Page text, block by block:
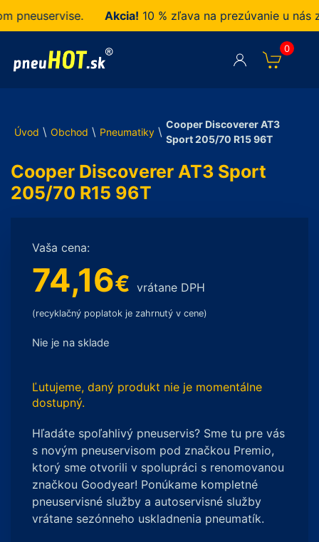
Akcia!10 % zľava na prezúvanie u nás
0
Úvod \ Obchod \ Pneumatiky \
Cooper Discoverer AT3
Sport 205/70 R15 96T
Cooper Discoverer AT3 Sport
205/70 R15 96T
Vaša cena:
74,16€ vrátane DPH
(recyklačný poplatok je zahrnutý v cene)
Nie je na sklade
Ľutujeme, daný produkt nie je momentálne
dostupný.
Hľadáte spoľahlivý pneuservis? Sme tu pre vás
s novým pneuservisom pod značkou Premio,
ktorý sme otvorili v spolupráci s renomovanou
značkou Goodyear! Ponúkame kompletné
pneuservisné služby a autoservisné služby
vrátane sezónneho uskladnenia pneumatík.